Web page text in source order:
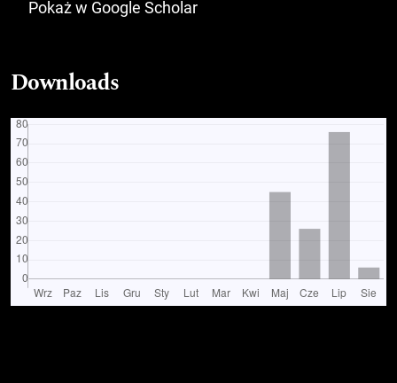
Pokaż w Google Scholar
Downloads